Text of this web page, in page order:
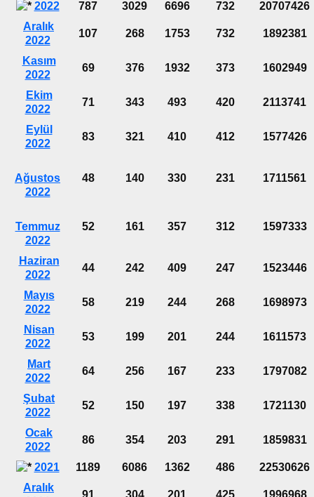
2022 787 3029 6696 732
20707426
Aralık
2022
107 268 1753 732 1892381
Kasım
2022
69 376 1932 373 1602949
Ekim
2022
71 343 493 420 2113741
Eylül
2022
83 321 410 412 1577426
Ağustos
2022
48 140 330 231 1711561
Temmuz
2022
52 161 357 312 1597333
Haziran
2022
44 242 409 247 1523446
Mayıs
2022
58 219 244 268 1698973
Nisan
2022
53 199 201 244 1611573
Mart
2022
64 256 167 233 1797082
Şubat
2022
52 150 197 338 1721130
Ocak
2022
86 354 203 291 1859831
2021 1189 6086 1362 486
22530626
Aralık
91 304 201 425 1996968